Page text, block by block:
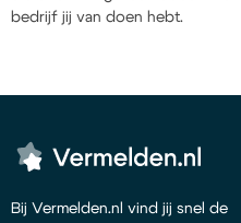
bedrijf jij van doen hebt.
Bij Vermelden.nl vind jij snel de